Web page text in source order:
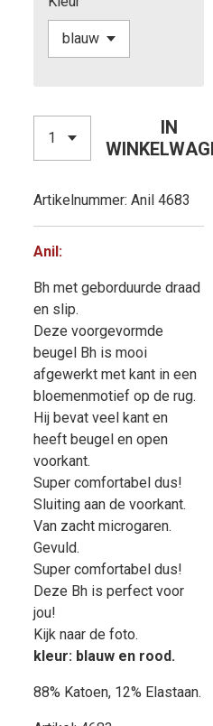
IN
Artikelnummer: Anil 4683
Anil:
Bh met geborduurde draad
en slip.
Deze voorgevormde
beugel Bh is mooi
afgewerkt met kant in een
bloemenmotief op de rug.
Hij bevat veel kant en
heeft beugel en open
voorkant.
Super comfortabel dus!
Sluiting aan de voorkant.
Van zacht microgaren.
Gevuld.
Super comfortabel dus!
Deze Bh is perfect voor
jou!
Kijk naar de foto.
kleur: blauw en rood.
88% Katoen, 12% Elastaan.